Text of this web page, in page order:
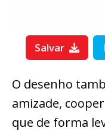
Salvar
O desenho
amizade,
que de forma